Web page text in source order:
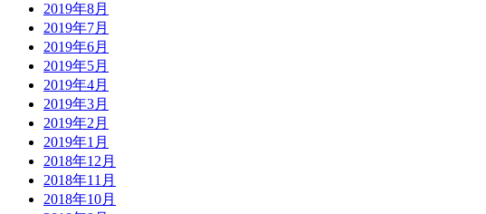
2019年8月
2019年7月
2019年6月
2019年5月
2019年4月
2019年3月
2019年2月
2019年1月
2018年12月
2018年11月
2018年10月